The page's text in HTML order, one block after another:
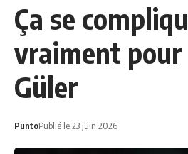
Ça se
vraiment
Güler
PuntoPublié le 23 juin 2026